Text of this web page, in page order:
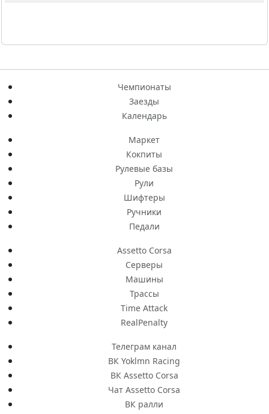
Чемпионаты
Заезды
Календарь
Маркет
Кокпиты
Рулевые базы
Рули
Шифтеры
Ручники
Педали
Assetto Corsa
Серверы
Машины
Трассы
Time Attack
RealPenalty
Телеграм канал
ВК Yoklmn Racing
ВК Assetto Corsa
Чат Assetto Corsa
ВК ралли